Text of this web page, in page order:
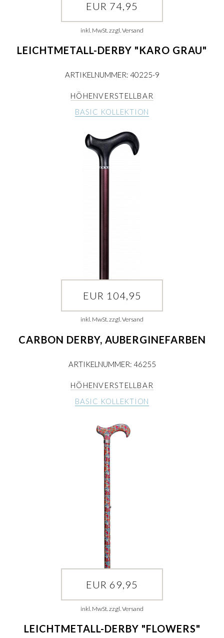
EUR 74,95
inkl. MwSt. zzgl. Versand
LEICHTMETALL-DERBY "KARO GRAU"
ARTIKELNUMMER: 40225-9
HÖHENVERSTELLBAR
BASIC KOLLEKTION
EUR 104,95
inkl. MwSt. zzgl. Versand
CARBON DERBY, AUBERGINEFARBEN
ARTIKELNUMMER: 46255
HÖHENVERSTELLBAR
BASIC KOLLEKTION
EUR 69,95
inkl. MwSt. zzgl. Versand
LEICHTMETALL-DERBY "FLOWERS"